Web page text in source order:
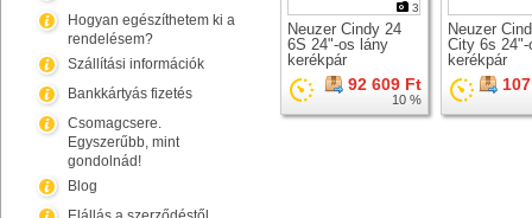
Hogyan egészíthetem ki a
rendelésem?
Szállítási információk
Bankkártyás fizetés
Csomagcsere.
Egyszerűbb, mint
gondolnád!
Blog
3
Neuzer Cindy 24
6S 24"-os lány
kerékpár
92 609 Ft
10 %
Neuzer
City 6s
kerékpár